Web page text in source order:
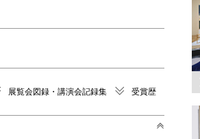
受賞歴
展覧会図録・講演会記録集